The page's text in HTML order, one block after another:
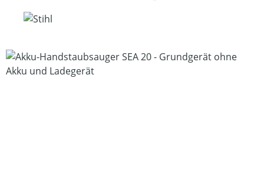
Bildergalerie überspringen